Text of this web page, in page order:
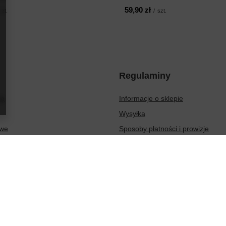
59,90 zł / szt.
Regulaminy
Informacje o sklepie
Wysyłka
Sposoby płatności i prowizje